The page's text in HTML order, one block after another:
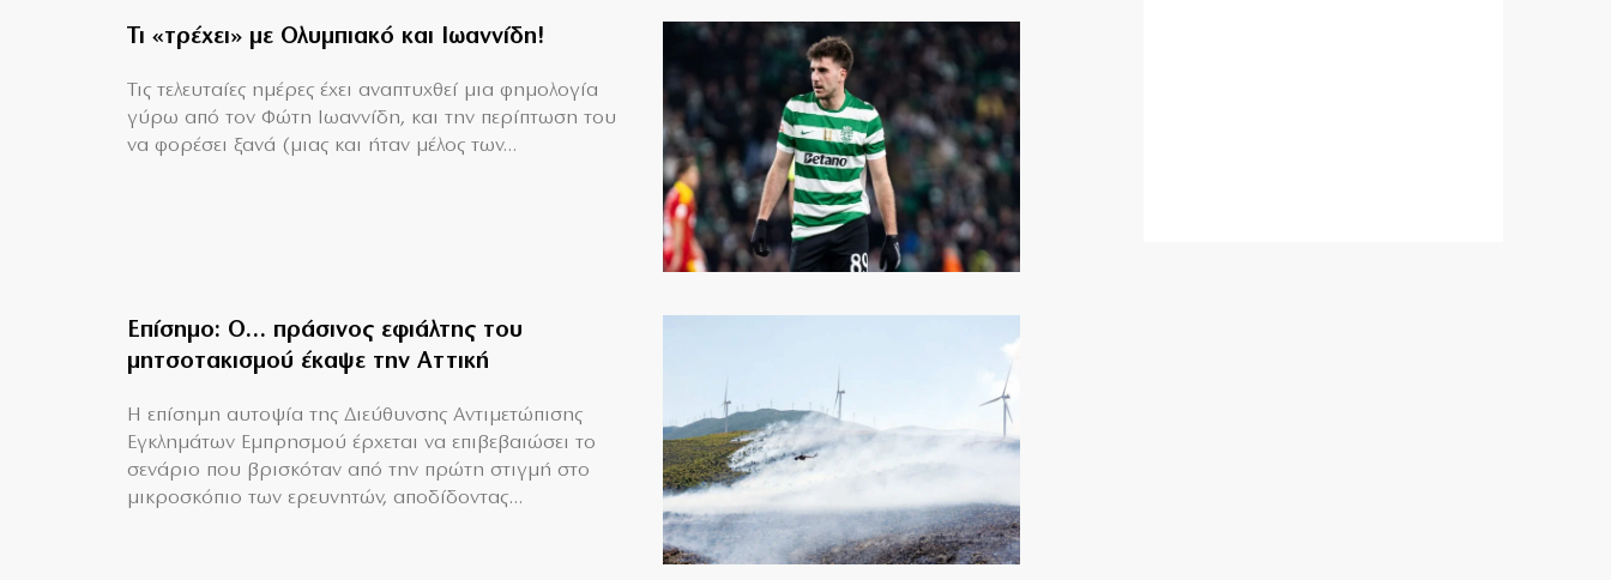
Τι «τρέχει» με Ολυμπιακό και Ιωαννίδη!
Τις τελευταίες ημέρες έχει αναπτυχθεί μια φημολογία
γύρω από τον Φώτη Ιωαννίδη, και την περίπτωση του
να φορέσει ξανά (μιας και ήταν μέλος των...
Επίσημο: Ο… πράσινος εφιάλτης του
μητσοτακισμού έκαψε την Αττική
Η επίσημη αυτοψία της Διεύθυνσης Αντιμετώπισης
Εγκλημάτων Εμπρησμού έρχεται να επιβεβαιώσει το
σενάριο που βρισκόταν από την πρώτη στιγμή στο
μικροσκόπιο των ερευνητών, αποδίδοντας...